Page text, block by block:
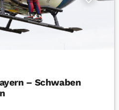
– Schwaben